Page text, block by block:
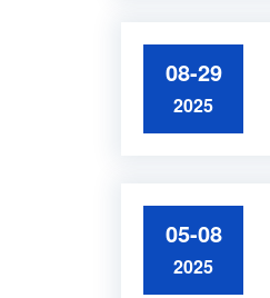
08-29
2025
05-08
2025